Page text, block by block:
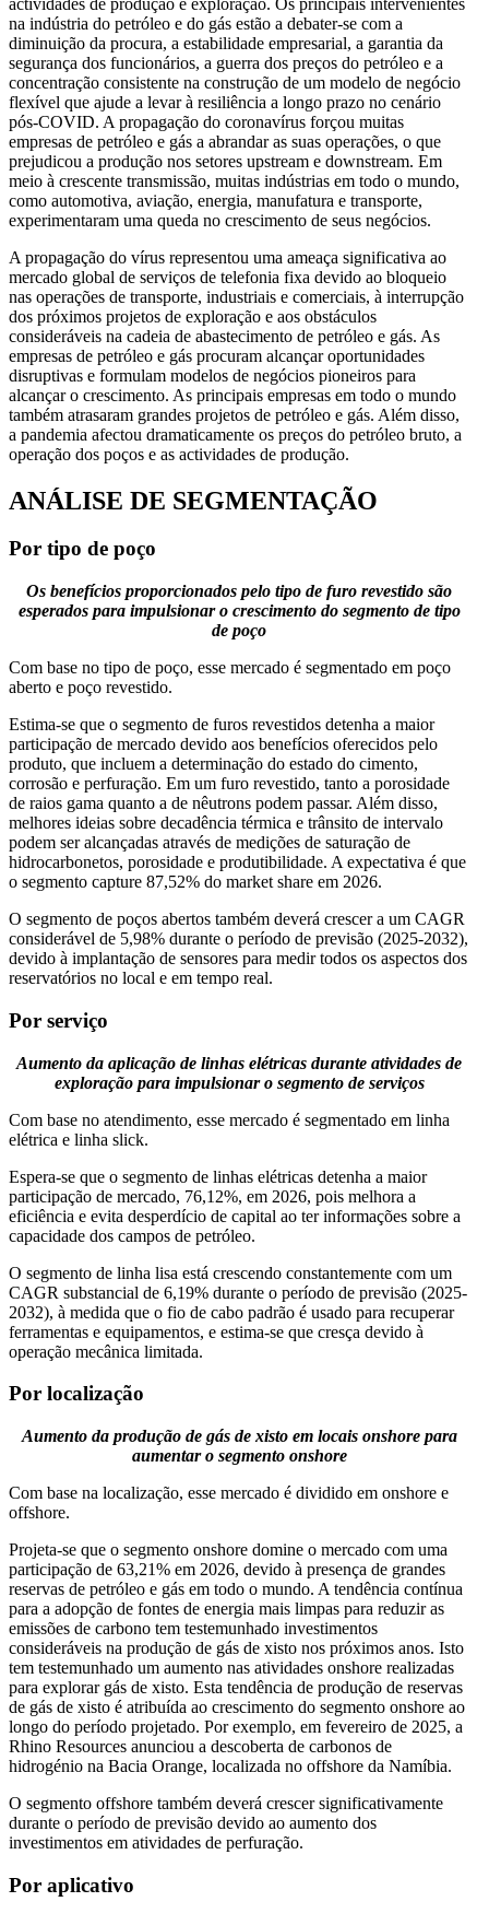
na indústria do petróleo e do gás estão a debater-se com a
diminuição da procura, a estabilidade empresarial, a garantia da
segurança dos funcionários, a guerra dos preços do petróleo e a
concentração consistente na construção de um modelo de negócio
flexível que ajude a levar à resiliência a longo prazo no cenário
pós-COVID. A propagação do coronavírus forçou muitas
empresas de petróleo e gás a abrandar as suas operações, o que
prejudicou a produção nos setores upstream e downstream. Em
meio à crescente transmissão, muitas indústrias em todo o mundo,
como automotiva, aviação, energia, manufatura e transporte,
experimentaram uma queda no crescimento de seus negócios.
A propagação do vírus representou uma ameaça significativa ao
mercado global de serviços de telefonia fixa devido ao bloqueio
nas operações de transporte, industriais e comerciais, à interrupção
dos próximos projetos de exploração e aos obstáculos
consideráveis ​​na cadeia de abastecimento de petróleo e gás. As
empresas de petróleo e gás procuram alcançar oportunidades
disruptivas e formulam modelos de negócios pioneiros para
alcançar o crescimento. As principais empresas em todo o mundo
também atrasaram grandes projetos de petróleo e gás. Além disso,
a pandemia afectou dramaticamente os preços do petróleo bruto, a
operação dos poços e as actividades de produção.
ANÁLISE DE SEGMENTAÇÃO
Por tipo de poço
Os benefícios proporcionados pelo tipo de furo revestido são
esperados para impulsionar o crescimento do segmento de tipo
de poço
Com base no tipo de poço, esse mercado é segmentado em poço
aberto e poço revestido.
Estima-se que o segmento de furos revestidos detenha a maior
participação de mercado devido aos benefícios oferecidos pelo
produto, que incluem a determinação do estado do cimento,
corrosão e perfuração. Em um furo revestido, tanto a porosidade
de raios gama quanto a de nêutrons podem passar. Além disso,
melhores ideias sobre decadência térmica e trânsito de intervalo
podem ser alcançadas através de medições de saturação de
hidrocarbonetos, porosidade e produtibilidade. A expectativa é que
o segmento capture 87,52% do market share em 2026.
O segmento de poços abertos também deverá crescer a um CAGR
considerável de 5,98% durante o período de previsão (2025-2032),
devido à implantação de sensores para medir todos os aspectos dos
reservatórios no local e em tempo real.
Por serviço
Aumento da aplicação de linhas elétricas durante atividades de
exploração para impulsionar o segmento de serviços
Com base no atendimento, esse mercado é segmentado em linha
elétrica e linha slick.
Espera-se que o segmento de linhas elétricas detenha a maior
participação de mercado, 76,12%, em 2026, pois melhora a
eficiência e evita desperdício de capital ao ter informações sobre a
capacidade dos campos de petróleo.
O segmento de linha lisa está crescendo constantemente com um
CAGR substancial de 6,19% durante o período de previsão (2025-
2032), à medida que o fio de cabo padrão é usado para recuperar
ferramentas e equipamentos, e estima-se que cresça devido à
operação mecânica limitada.
Por localização
Aumento da produção de gás de xisto em locais onshore para
aumentar o segmento onshore
Com base na localização, esse mercado é dividido em onshore e
offshore.
Projeta-se que o segmento onshore domine o mercado com uma
participação de 63,21% em 2026, devido à presença de grandes
reservas de petróleo e gás em todo o mundo. A tendência contínua
para a adopção de fontes de energia mais limpas para reduzir as
emissões de carbono tem testemunhado investimentos
consideráveis ​​na produção de gás de xisto nos próximos anos. Isto
tem testemunhado um aumento nas atividades onshore realizadas
para explorar gás de xisto. Esta tendência de produção de reservas
de gás de xisto é atribuída ao crescimento do segmento onshore ao
longo do período projetado. Por exemplo, em fevereiro de 2025, a
Rhino Resources anunciou a descoberta de carbonos de
hidrogénio na Bacia Orange, localizada no offshore da Namíbia.
O segmento offshore também deverá crescer significativamente
durante o período de previsão devido ao aumento dos
investimentos em atividades de perfuração.
Por aplicativo